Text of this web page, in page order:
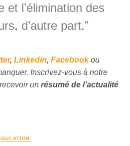
et l’élimination des
d’autre part.”
, Linkedin, Facebookou
Inscrivez-vous à notre
un résumé de l’actualité